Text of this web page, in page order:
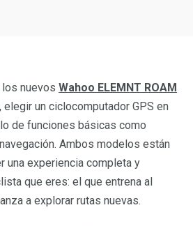
nuevos Wahoo ELEMNT ROAM
, elegir un ciclocomputador GPS en
de funciones básicas como
Ambos modelos están
una experiencia completa y
que eres: el que entrena al
a explorar rutas nuevas.